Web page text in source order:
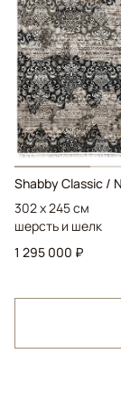
Shabby Classic /
302 x 245 см
шерсть и шелк
1 295 000 ₽